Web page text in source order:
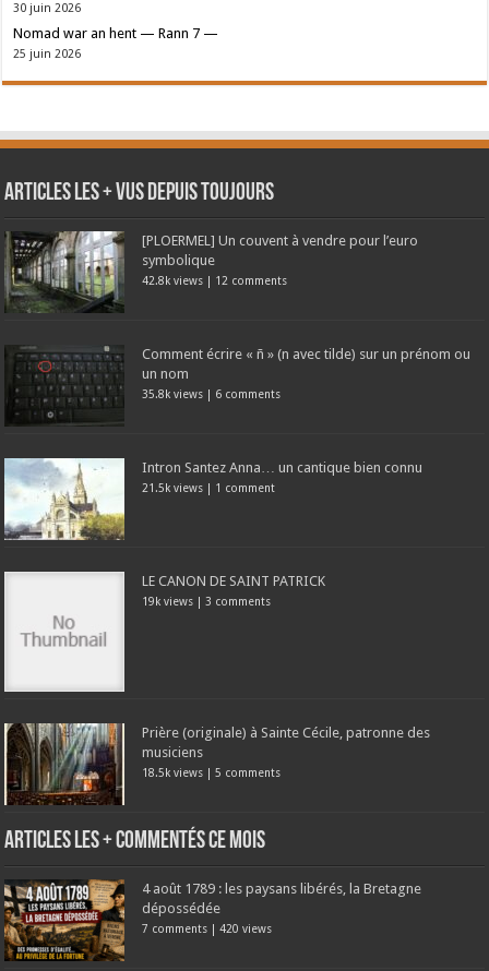
30 juin 2026
Nomad war an hent — Rann 7 —
25 juin 2026
Articles les + vus depuis toujours
[PLOERMEL] Un couvent à vendre pour l’euro
symbolique
42.8k views | 12 comments
Comment écrire « ñ » (n avec tilde) sur un prénom ou
un nom
35.8k views | 6 comments
Intron Santez Anna… un cantique bien connu
21.5k views | 1 comment
LE CANON DE SAINT PATRICK
19k views | 3 comments
Prière (originale) à Sainte Cécile, patronne des
musiciens
18.5k views |5 comments
Articles les + commentés ce mois
4 août 1789 : les paysans libérés, la Bretagne
dépossédée
7 comments |420 views